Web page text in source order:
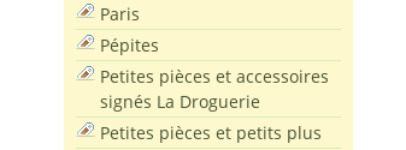
Paris
Pépites
Petites pièces et accessoires
signés La Droguerie
Petites pièces et petits plus